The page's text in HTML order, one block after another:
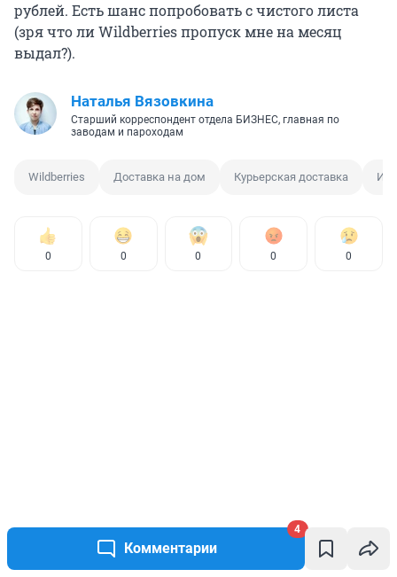
Комментарии
4
рублей. Есть шанс попробовать с чистого листа
(зря что ли Wildberries пропуск мне на месяц
выдал?).
Наталья Вязовкина
Старший корреспондент отдела БИЗНЕС, главная по
заводам и пароходам
Wildberries Доставка на дом Курьерская доставка
0 0 0 0 0